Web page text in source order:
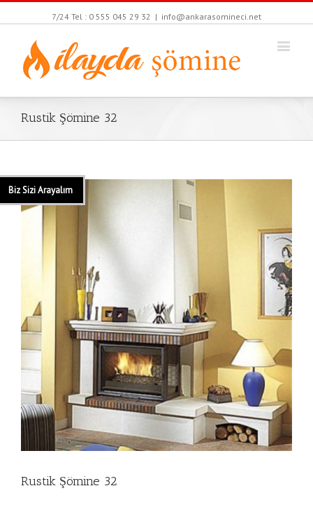
7/24 Tel : 0 555 045 29 32 | info@ankarasomineci.net
Rustik Şömine 32
Rustik Şömine 32
Biz Sizi Arayalım